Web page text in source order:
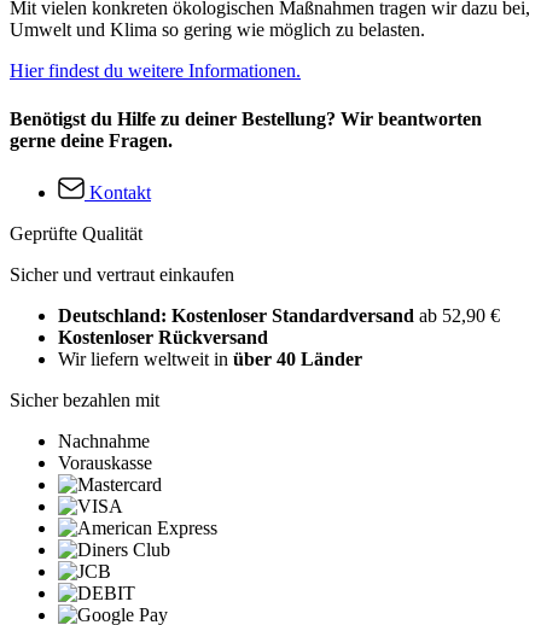
Mit vielen konkreten ökologischen Maßnahmen tragen wir dazu bei,
Umwelt und Klima so gering wie möglich zu belasten.
Hier findest du weitere Informationen.
Benötigst du Hilfe zu deiner Bestellung? Wir beantworten
gerne deine Fragen.
Kontakt
Geprüfte Qualität
Sicher und vertraut einkaufen
Deutschland: Kostenloser Standardversand ab 52,90 €
Kostenloser Rückversand
Wir liefern weltweit in über 40 Länder
Sicher bezahlen mit
Nachnahme
Vorauskasse